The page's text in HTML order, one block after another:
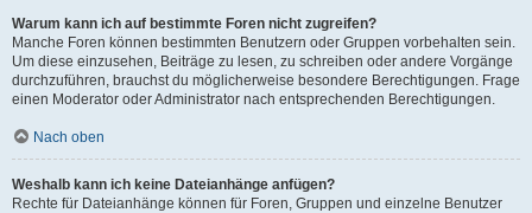
Warum kann ich auf bestimmte Foren nicht zugreifen?
Manche Foren können bestimmten Benutzern oder Gruppen vorbehalten sein.
Um diese einzusehen, Beiträge zu lesen, zu schreiben oder andere Vorgänge
durchzuführen, brauchst du möglicherweise besondere Berechtigungen. Frage
einen Moderator oder Administrator nach entsprechenden Berechtigungen.
Nach oben
Weshalb kann ich keine Dateianhänge anfügen?
Rechte für Dateianhänge können für Foren, Gruppen und einzelne Benutzer